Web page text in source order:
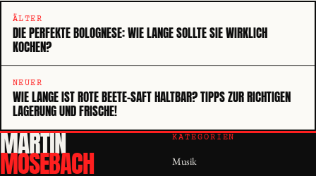
ÄLTER
DIE PERFEKTE BOLOGNESE: WIE LANGE SOLLTE SIE WIRKLICH
KOCHEN?
NEUER
WIE LANGE IST ROTE BEETE-SAFT HALTBAR? TIPPS ZUR RICHTIGEN
LAGERUNG UND FRISCHE!
MARTIN
MOSEBACH
KATEGORIEN
Musik